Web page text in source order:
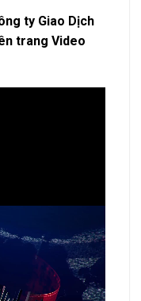
ty Giao Dịch
trang Video